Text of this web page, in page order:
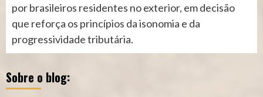
por brasileiros residentes no exterior, em decisão
que reforça os princípios da isonomia e da
progressividade tributária.
Sobre o blog: